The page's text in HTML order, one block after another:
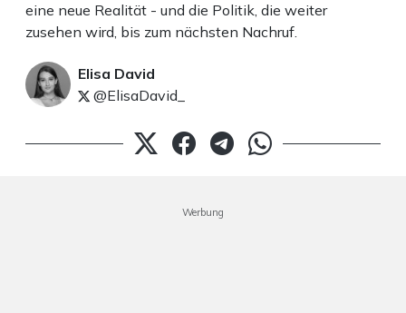
eine neue Realität - und die Politik, die weiter
zusehen wird, bis zum nächsten Nachruf.
Elisa David
@ElisaDavid_
Werbung